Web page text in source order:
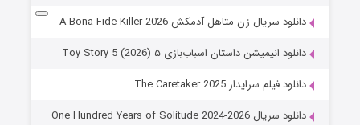
دانلود سریال زن متاهل آدمکش A Bona Fide Killer 2026
دانلود انیمیشن داستان اسباب‌بازی ۵ Toy Story 5 (2026)
دانلود فیلم سرایدار The Caretaker 2025
دانلود سریال One Hundred Years of Solitude 2024-2026